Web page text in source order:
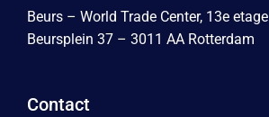
Beurs – World Trade Center, 13e etage
Beursplein 37 – 3011 AA Rotterdam
Contact